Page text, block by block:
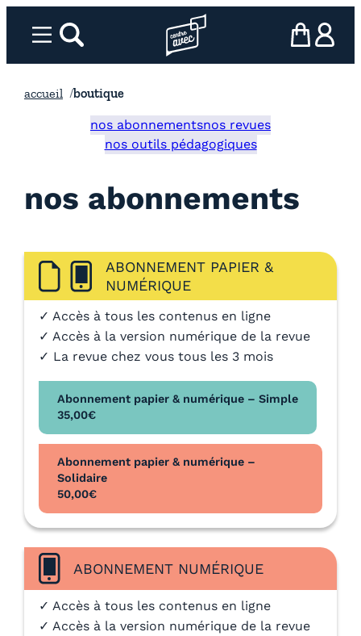
Menurechercher Page d’accueil l’association
mon panier
ma
accueil boutique
nos abonnementsnos revues
nos outils pédagogiques
nos abonnements
ABONNEMENT PAPIER &
NUMÉRIQUE
✓ Accès à tous les contenus en ligne
✓ Accès à la version numérique de la revue
✓ La revue chez vous tous les 3 mois
Abonnement papier & numérique – Simple
35,00€
Abonnement papier & numérique –
Solidaire
50,00€
ABONNEMENT NUMÉRIQUE
✓ Accès à tous les contenus en ligne
✓ Accès à la version numérique de la revue